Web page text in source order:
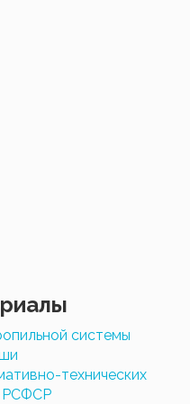
системы
технических
РСФСР